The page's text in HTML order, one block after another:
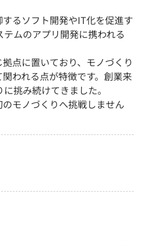
るソフト開発やIT化を促進す
ムのアプリ開発に携われる
点に置いており、モノづくり
われる点が特徴です。創業来
挑み続けてきました。
モノづくりへ挑戦しません